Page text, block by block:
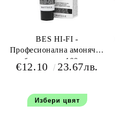
BES HI-FI -
Професионална амонячна
боя за коса 100 мл
€12.10 23.67лв.
Избери цвят